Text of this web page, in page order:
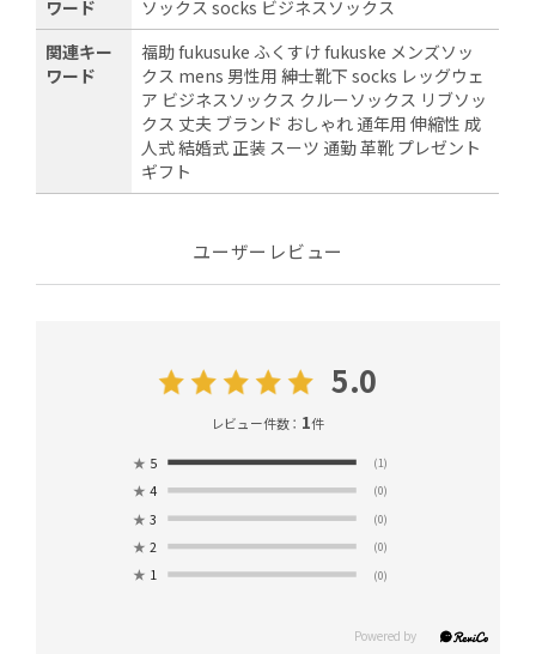
ワード
ソックス socks ビジネスソックス
関連キー
ワード
福助 fukusuke ふくすけ fukuske メンズソッ
クス mens 男性用 紳士靴下 socks レッグウェ
ア ビジネスソックス クルーソックス リブソッ
クス 丈夫 ブランド おしゃれ 通年用 伸縮性 成
人式 結婚式 正装 スーツ 通勤 革靴 プレゼント
ギフト
ユーザーレビュー
5.0
レビュー件数： 1件
★ 5 (1)
★ 4 (0)
★ 3 (0)
★ 2 (0)
★ 1 (0)